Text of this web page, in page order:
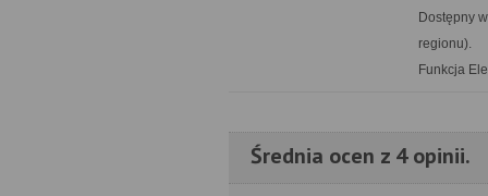
Dostępny
regionu).
Funkcja
Średnia ocen z 4 opinii.